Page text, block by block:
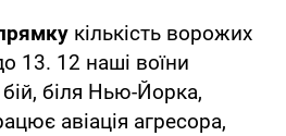
кількість ворожих
13. 12 наші воїни
біля Нью-Йорка,
авіація агресора,